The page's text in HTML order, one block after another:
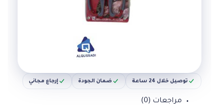
توصيل خلال 24 ساعة ضمان الجودة إرجاع مجاني
مراجعات (0)